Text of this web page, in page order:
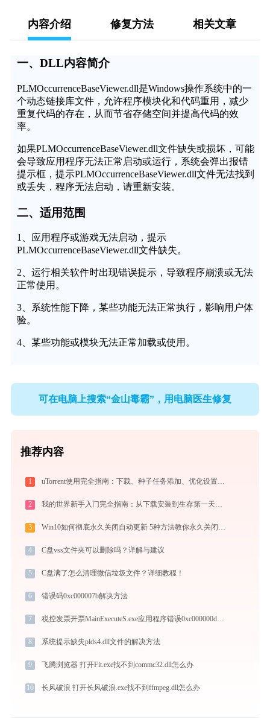
内容介绍 修复方法 相关文章
一、DLL内容简介
PLMOccurrenceBaseViewer.dll是Windows操作系统中的一
个动态链接库文件，允许程序模块化和代码重用，减少
重复代码的存在，从而节省存储空间并提高代码的效
率。
如果PLMOccurrenceBaseViewer.dll文件缺失或损坏，可能
会导致应用程序无法正常启动或运行，系统会弹出报错
提示框，提示PLMOccurrenceBaseViewer.dll文件无法找到
或丢失，程序无法启动，请重新安装。
二、适用范围
1、应用程序或游戏无法启动，提示
PLMOccurrenceBaseViewer.dll文件缺失。
2、运行相关软件时出现错误提示，导致程序崩溃或无法
正常使用。
3、系统性能下降，某些功能无法正常执行，影响用户体
验。
4、某些功能或模块无法正常加载或使用。
可在电脑上搜索“金山毒霸”，用电脑医生修复
推荐内容
1 uTorrent使用完全指南：下载、种子任务添加、优化设置与BT客户端对比
2 我的世界新手入门完全指南：从下载安装到生存第一天，一篇讲透
3 Win10如何彻底永久关闭自动更新 5种方法教你永久关闭win10自动更新
4 C盘vss文件夹可以删除吗？详解与建议
5 C盘满了怎么清理微信垃圾文件？详细教程！
6 错误码0xc000007b解决方法
7 税控发票开票MainExecuteS.exe应用程序错误0xc000000d解决方法
8 系统提示缺失plds4.dll文件的解决方法
9 飞腾浏览器 打开Fit.exe找不到commc32.dll怎么办
10 长风破浪 打开长风破浪.exe找不到ffmpeg.dll怎么办